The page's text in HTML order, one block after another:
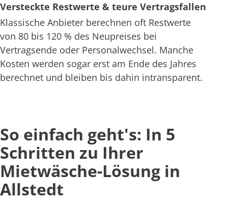
Versteckte Restwerte & teure Vertragsfallen
Klassische Anbieter berechnen oft Restwerte
von 80 bis 120 % des Neupreises bei
Vertragsende oder Personalwechsel. Manche
Kosten werden sogar erst am Ende des Jahres
berechnet und bleiben bis dahin intransparent.
So einfach geht's: In 5
Schritten zu Ihrer
Mietwäsche-Lösung in
Allstedt